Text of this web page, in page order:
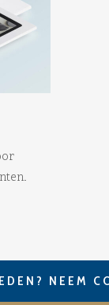
NEEM